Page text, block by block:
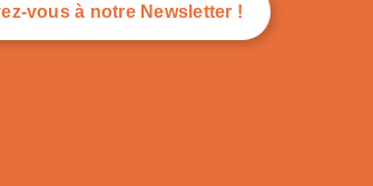
vous à notre Newsletter !